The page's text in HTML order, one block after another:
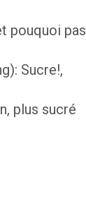
pouquoi pas
Sucre!,
plus sucré